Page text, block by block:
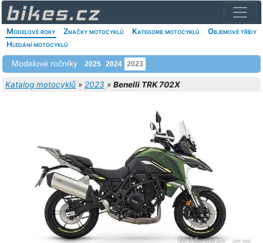
Modelové roky Značky motocyklů Kategorie motocyklů
Objemové třídy
Hledání motocyklů
Modelové ročníky 2025 2024 2023
Katalog motocyklů » 2023 » Benelli TRK 702X